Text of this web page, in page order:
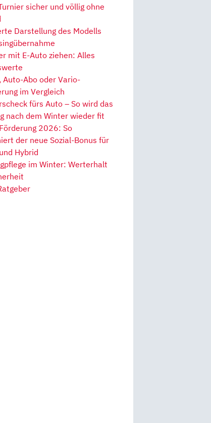
sicher und völlig ohne
Darstellung des Modells
mit E-Auto ziehen: Alles
Auto-Abo oder Vario-
im Vergleich
fürs Auto – So wird das
nach dem Winter wieder fit
2026: So
der neue Sozial-Bonus für
Hybrid
im Winter: Werterhalt